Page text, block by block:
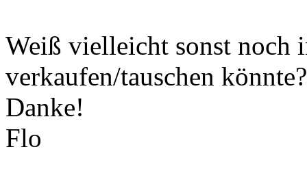
Weiß vielleicht sonst noch
verkaufen/tauschen könnte?
Danke!
Flo